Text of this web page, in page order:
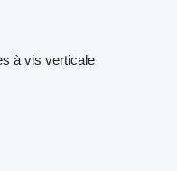
à vis verticale